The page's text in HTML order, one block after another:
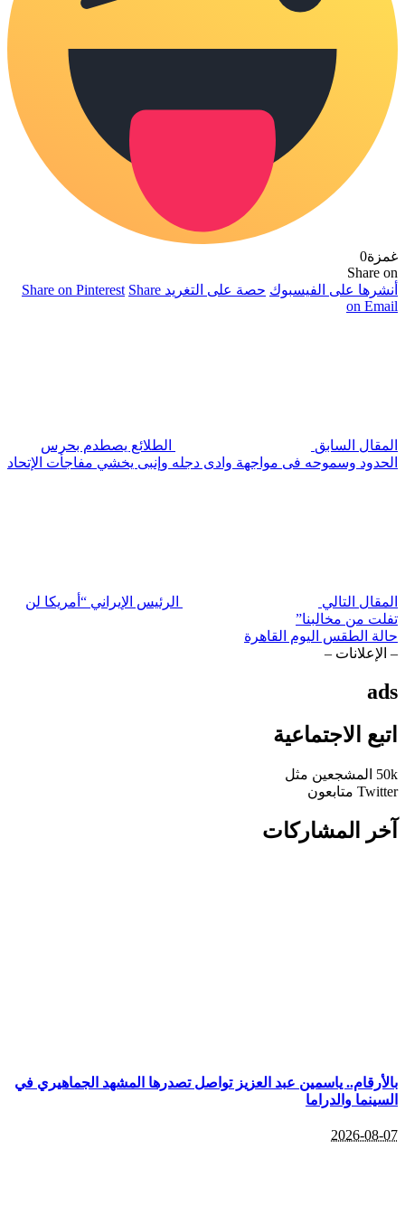
0
على الفيسبوك حصة على التغريد Share on Pinterest Share
on
السابق
الطلائع يصطدم بحرس
وسموحه فى مواجهة وادى دجله وإنبى يخشي مفاجأت الإتحاد
التالي
الرئيس الإيراني “أمريكا لن
من مخالبنا”
الطقس اليوم القاهرة
–
الاجتماعية
المشجعين مثل
متابعون
المشاركات
ياسمين عبد العزيز تواصل تصدرها المشهد الجماهيري في
والدراما
2026-